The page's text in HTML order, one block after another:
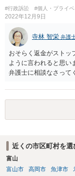
#行政訴訟 #個人・プライベ
2022年12月9日
寺林 智栄 弁護
おそらく返金がストッ
ように言われると思い
弁護士に相談なさって
近くの市区町村を選
富山
富山市
高岡市 魚津市